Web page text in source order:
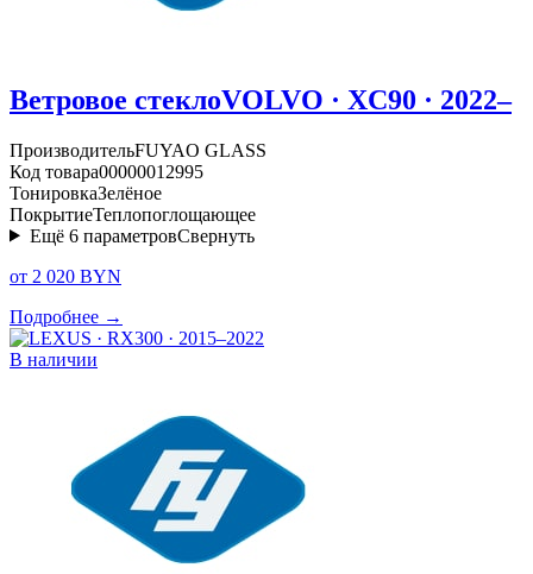
Ветровое стеклоVOLVO · XC90 · 2022–
ПроизводительFUYAO GLASS
Код товара00000012995
ТонировкаЗелёное
ПокрытиеТеплопоглощающее
Ещё 6 параметровСвернуть
от 2 020 BYN
Подробнее →
В наличии